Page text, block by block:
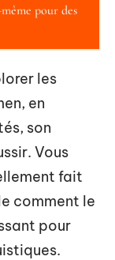
pour des
les
en
son
Vous
fait
comment le
pour